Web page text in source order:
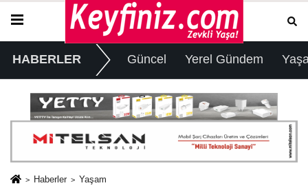
HABERLER Güncel Yerel Gündem
Haberler Yaşam